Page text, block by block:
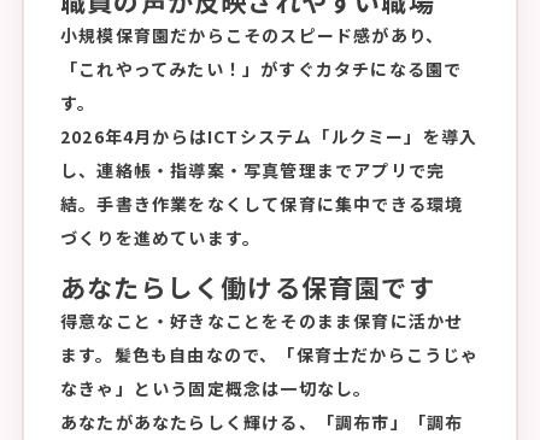
小規模保育園だからこそのスピード感があり、
「これやってみたい！」がすぐカタチになる園で
す。
2026年4月からはICTシステム「ルクミー」を導入
し、連絡帳・指導案・写真管理までアプリで完
結。手書き作業をなくして保育に集中できる環境
づくりを進めています。
あなたらしく働ける保育園です
得意なこと・好きなことをそのまま保育に活かせ
ます。髪色も自由なので、「保育士だからこうじゃ
なきゃ」という固定概念は一切なし。
あなたがあなたらしく輝ける、「調布市」「調布